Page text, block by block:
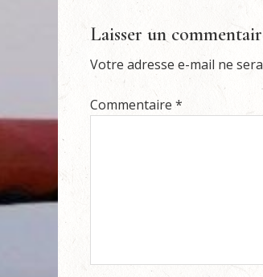
Laisser un
Votre adresse e-mail ne
Commentaire *